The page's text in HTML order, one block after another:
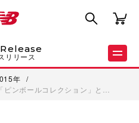
Release
リリース
年
/
ンボールコレクション」と…